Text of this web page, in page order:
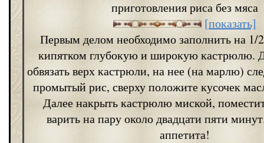
приготовления риса без мяса
[показать]
Первым делом необходимо заполнить на 1/
кипятком глубокую и широкую кастрюлю.
обвязать верх кастрюли, на нее (на марлю)
промытый рис, сверху положите кусочек
Далее накрыть кастрюлю миской,
варить на пару около двадцати пяти
аппетита!